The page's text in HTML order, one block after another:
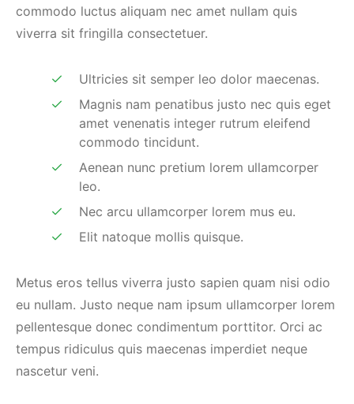
commodo luctus aliquam nec amet nullam quis
viverra sit fringilla consectetuer.
Ultricies sit semper leo dolor maecenas.
Magnis nam penatibus justo nec quis eget
amet venenatis integer rutrum eleifend
commodo tincidunt.
Aenean nunc pretium lorem ullamcorper
leo.
Nec arcu ullamcorper lorem mus eu.
Elit natoque mollis quisque.
Metus eros tellus viverra justo sapien quam nisi odio
eu nullam. Justo neque nam ipsum ullamcorper lorem
pellentesque donec condimentum porttitor. Orci ac
tempus ridiculus quis maecenas imperdiet neque
nascetur veni.